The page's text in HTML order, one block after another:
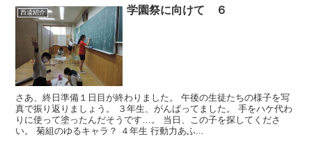
西遠紹介 学園祭に向けて ６
さあ、終日準備１日目が終わりました。 午後の生徒たちの様子を写
真で振り返りましょう。 ３年生、がんばってました。 手をハケ代わ
りに使って塗ったんだそうです…。 当日、この子を探してくださ
い。 菊組のゆるキャラ？ ４年生 行動力あふ...